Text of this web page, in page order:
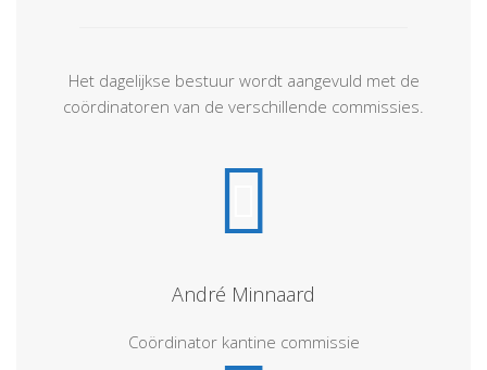
Het dagelijkse bestuur wordt aangevuld met de
coördinatoren van de verschillende commissies.
André Minnaard
Coördinator kantine commissie